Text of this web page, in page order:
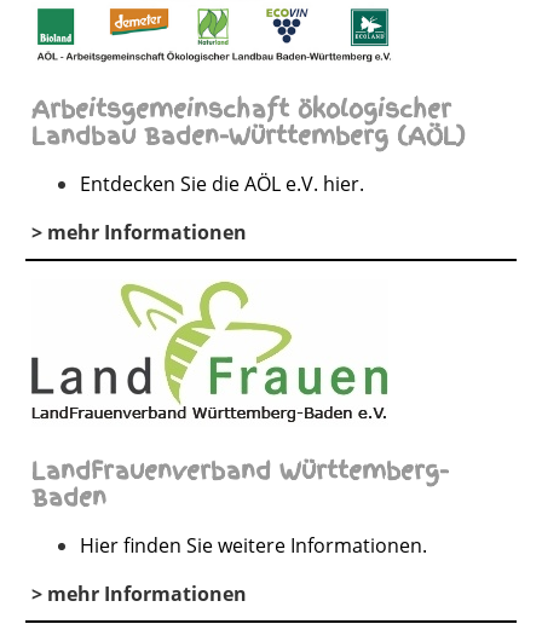
Arbeitsgemeinschaft ökologischer
Landbau Baden-Württemberg (AÖL)
Entdecken Sie die AÖL e.V. hier.
> mehr Informationen
LandFrauenverband Württemberg-
Baden
Hier finden Sie weitere Informationen.
> mehr Informationen